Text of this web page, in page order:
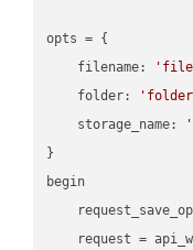
opts = {
    filename:
    folder:
    storage_name:
}
begin
request =